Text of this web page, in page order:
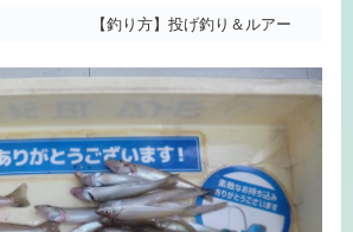
【釣り方】投げ釣り＆ルアー